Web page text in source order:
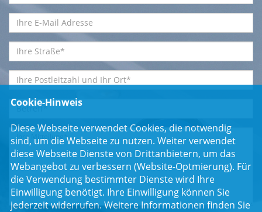
Cookie-Hinweis
Diese Webseite verwendet Cookies, die notwendig
sind, um die Webseite zu nutzen. Weiter verwendet
diese Webseite Dienste von Drittanbietern, um das
Webangebot zu verbessern (Website-Optmierung). Für
die Verwendung bestimmter Dienste wird Ihre
Einwilligung benötigt. Ihre Einwilligung können Sie
jederzeit widerrufen. Weitere Informationen finden Sie